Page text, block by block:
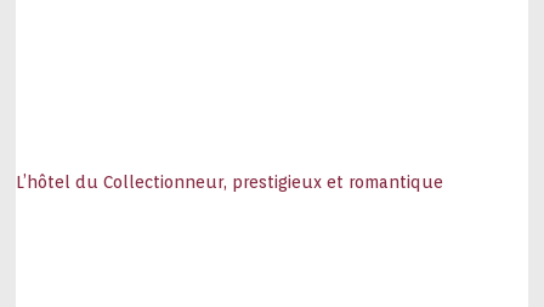
L’hôtel du Collectionneur, prestigieux et romantique